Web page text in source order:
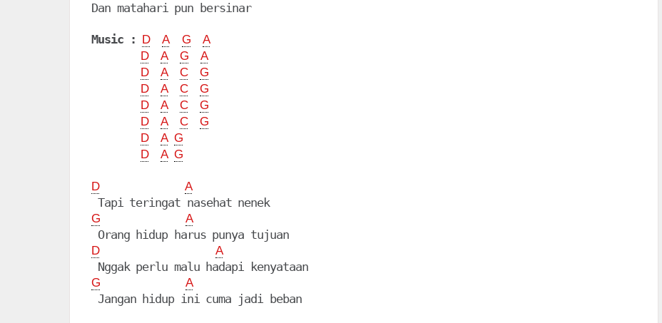
Dan matahari pun bersinar
Music : D A G
A
D
A G
A
D
A C
G
D
A C
G
D
A C
G
D
A C
G
D
A G
D
A G
D A
Tapi teringat nasehat nenek
G A
D A
G A
Jangan hidup ini cuma jadi beban